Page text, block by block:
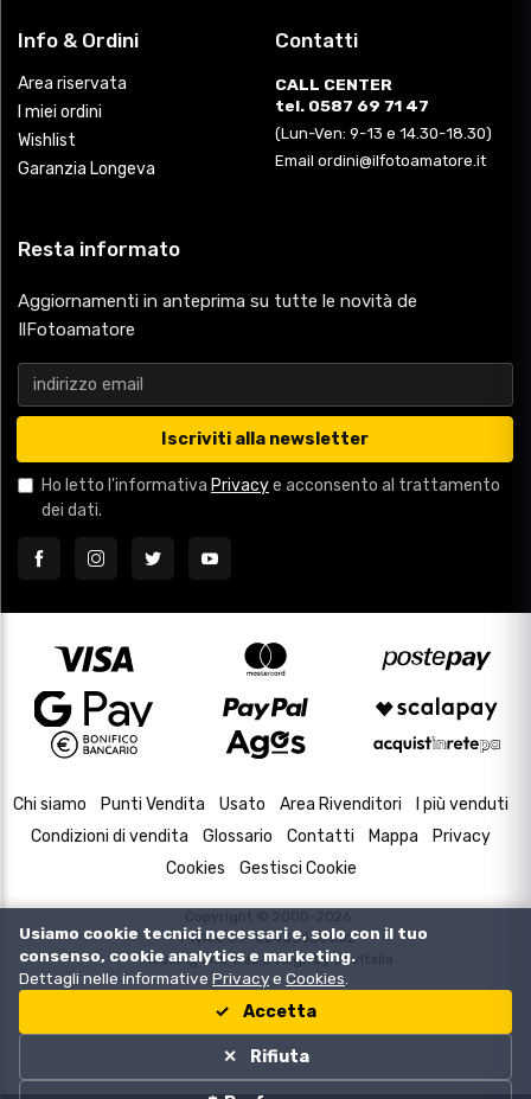
Info & Ordini
Area riservata
I miei ordini
Wishlist
Garanzia Longeva
Contatti
CALL CENTER
tel. 0587 69 71 47
(Lun-Ven: 9-13 e 14.30-18.30)
Email ordini@ilfotoamatore.it
Resta informato
Aggiornamenti in anteprima su tutte le novità de
IlFotoamatore
Iscriviti alla newsletter
Ho letto l'informativa Privacye acconsento al trattamento
dei dati.
Chi siamo Punti Vendita Usato Area Rivenditori
I più venduti
Condizioni di vendita
Glossario Contatti Mappa
Privacy
Cookies
Gestisci Cookie
Copyright © 2000-2026
P.IVA e C.F. 02433630502
Housing and Web Design byDevItalia
Usiamo cookie tecnici necessari e, solo con il tuo
consenso, cookie analytics e marketing.
Dettagli nelle informative Privacye Cookies
Accetta
Rifiuta